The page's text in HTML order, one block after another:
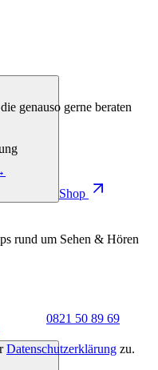
Shop
0821 50 89 69
genauso gerne beraten
rund um Sehen & Hören
Datenschutzerklärung zu.